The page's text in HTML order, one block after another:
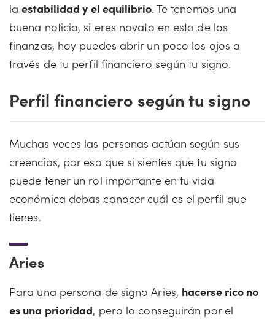
laestabilidad y el equilibrio. Te tenemos una
buena noticia, si eres novato en esto de las
finanzas, hoy puedes abrir un poco los ojos a
través de tu perfil financiero según tu signo.
Perfil financiero según tu signo
Muchas veces las personas actúan según sus
creencias, por eso que si sientes que tu signo
puede tener un rol importante en tu vida
económica debas conocer cuál es el perfil que
tienes.
Aries
Para una persona de signo Aries, hacerse rico no
es una prioridad, pero lo conseguirán por el